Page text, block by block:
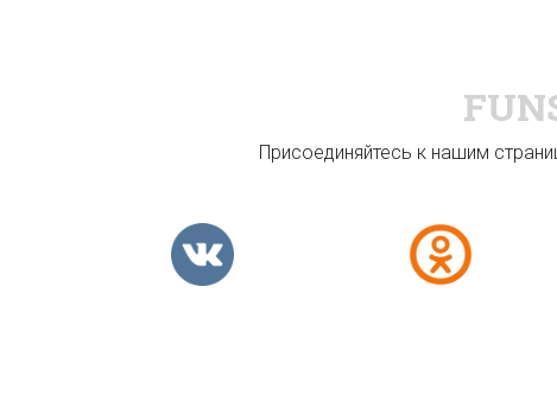
Присоединяйтесь к нашим